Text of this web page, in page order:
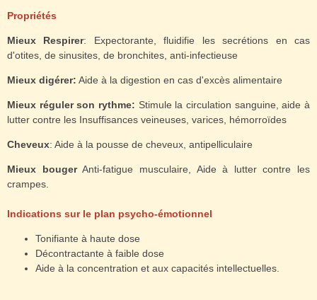
Propriétés
Mieux Respirer: Expectorante, fluidifie les secrétions en cas
d'otites, de sinusites, de bronchites, anti-infectieuse
Mieux digérer: Aide à la digestion en cas d'excès alimentaire
Mieux réguler son rythme: Stimule la circulation sanguine, aide à
lutter contre les Insuffisances veineuses, varices, hémorroïdes
Cheveux: Aide à la pousse de cheveux, antipelliculaire
Mieux bougerAnti-fatigue musculaire, Aide à lutter contre les
crampes.
Indications sur le plan psycho-émotionnel
Tonifiante à haute dose
Décontractante à faible dose
Aide à la concentration et aux capacités intellectuelles.